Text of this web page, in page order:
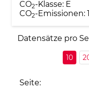
CO2-Klasse: E
CO2-Emissionen:
Datensätze pro
10
Seite: